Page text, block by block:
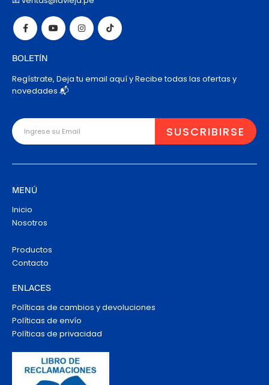
BOLETÍN
Regístrate, Deja tu email aquí y Recibe todas las ofertas y
novedades 📬
MENÚ
Inicio
Nosotros
Productos
Contacto
ENLACES
Políticas de cambios y devoluciones
Políticas de envío
Políticas de privacidad